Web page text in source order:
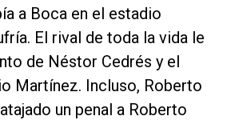
a Boca en el estadio
El rival de toda la vida le
de Néstor Cedrés y el
Martínez. Incluso, Roberto
un penal a Roberto